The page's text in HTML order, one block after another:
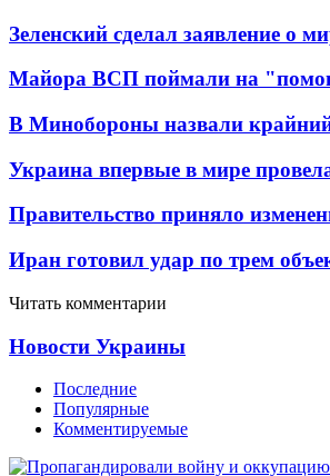
Зеленский сделал заявление о
Майора ВСП поймали на
В Минобороны назвали
Украина впервые в мире
Правительство приняло
Иран готовил удар по трем
Читать комментарии
Новости Украины
Последние
Популярные
Комментируемые